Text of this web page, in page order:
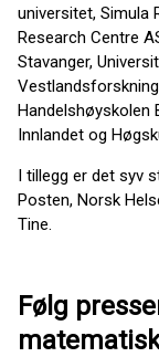
universitet, Simula
Research Centre
Stavanger,
Handelshøyskolen
Innlandet og
I tillegg er det syv
Posten, Norsk
Tine.
Følg